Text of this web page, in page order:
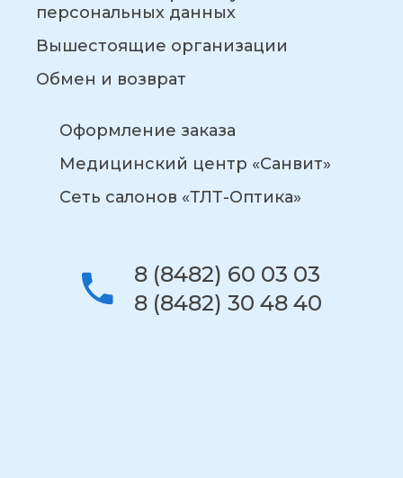
персональных данных
Вышестоящие организации
Обмен и возврат
Оформление заказа
Медицинский центр «Санвит»
Сеть салонов «ТЛТ-Оптика»
8 (8482) 60 03 03
8 (8482) 30 48 40